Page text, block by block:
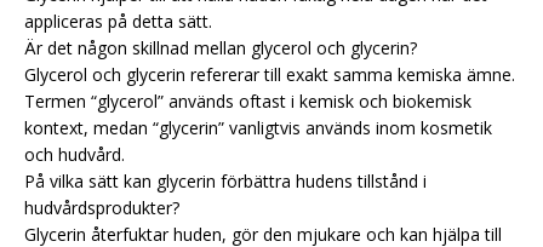
appliceras på detta sätt.
Är det någon skillnad mellan glycerol och glycerin?
Glycerol och glycerin refererar till exakt samma kemiska ämne.
Termen “glycerol” används oftast i kemisk och biokemisk
kontext, medan “glycerin” vanligtvis används inom kosmetik
och hudvård.
På vilka sätt kan glycerin förbättra hudens tillstånd i
hudvårdsprodukter?
Glycerin återfuktar huden, gör den mjukare och kan hjälpa till